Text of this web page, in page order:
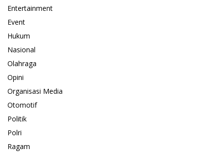
Entertainment
Event
Hukum
Nasional
Olahraga
Opini
Organisasi Media
Otomotif
Politik
Polri
Ragam